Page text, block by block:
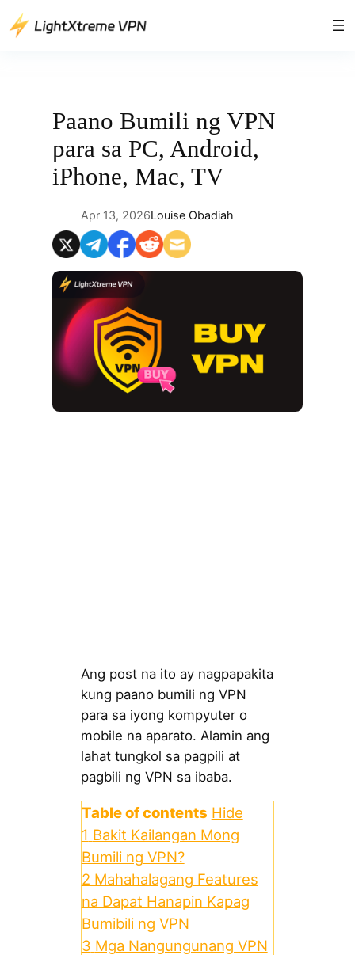
Lumaktaw
patungo
Paano Bumili ng VPN
para sa PC, Android,
iPhone, Mac, TV
Apr 13, 2026Louise Obadiah
Ang post na ito ay nagpapakita
kung paano bumili ng VPN
para sa iyong kompyuter o
mobile na aparato. Alamin ang
lahat tungkol sa pagpili at
pagbili ng VPN sa ibaba.
Table of contents Hide
1 Bakit Kailangan Mong
Bumili ng VPN?
2 Mahahalagang Features
na Dapat Hanapin Kapag
Bumibili ng VPN
3 Mga Nangungunang VPN